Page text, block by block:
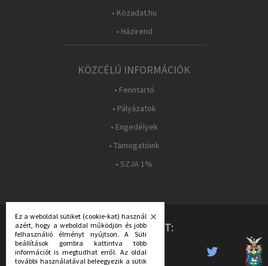
• Közadat.hu
• Házirend
KÖZCÉLÚ INFORMÁCIÓK
• Fenntartó
• Pályázatok
• Engedélyek
• Támogatóink
• SZJA 1%
KÖVESS MINKET:
Ez a weboldal sütiket (cookie-kat) használ
azért, hogy a weboldal működjön és jobb
felhasználió élményt nyújtson. A Süti
beállítások gombra kattintva több
információt is megtudhat erről. Az oldal
további használatával beleegyezik a sütik